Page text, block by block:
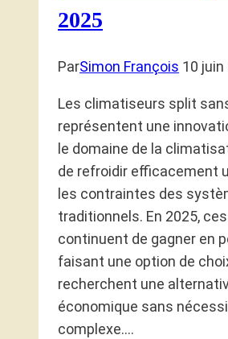
2025
ParSimon François 10 juin
Les climatiseurs split
représentent une
le domaine de la
de refroidir efficacement
les contraintes des
traditionnels. En 2025,
continuent de gagner en
faisant une option de
recherchent une
économique sans
complexe….